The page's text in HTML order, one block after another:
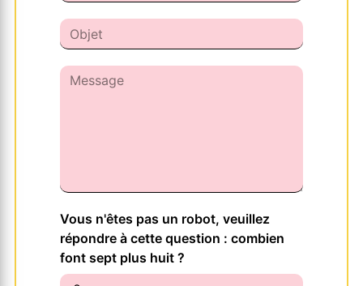
Vous n'êtes pas un robot, veuillez
répondre à cette question : combien
font sept plus huit ?